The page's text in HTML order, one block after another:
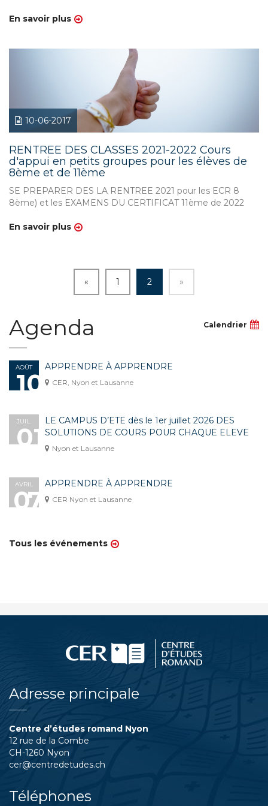
En savoir plus
10-06-2017
RENTREE DES CLASSES 2021-2022 Cours
d'appui en petits groupes pour les élèves de
8ème et de 11ème
SE PREPARER DES LA RENTREE 2021 pour les ECR 8
8ème) et les EXAMENS DU CERTIFICAT 11ème de 2022
En savoir plus
« 1 2 »
Agenda Calendrier
AOÛT
10
APPRENDRE À APPRENDRE
CER, Nyon et Lausanne
JUIL.
01
LE CAMPUS D’ETE dès le 1er juillet 2026 DES
SOLUTIONS DE COURS POUR CHAQUE ELEVE
Nyon et Lausanne
AVRIL
07
APPRENDRE À APPRENDRE
CER Nyon et Lausanne
Tous les événements
Adresse principale
Centre d’études romand Nyon
12 rue de la Combe
CH-1260 Nyon
cer@centredetudes.ch
Téléphones